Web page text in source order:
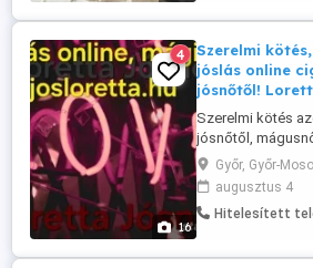
16
4
Szerelmi
jóslás online
jósnőtől!
Szerelmi kötés
jósnőtől,
szerelmi mágia
oldása, szerelmi
formájában.
visszaszerzése
általam küldött
Győr, Győr-
augusztus 4
Hitelesített